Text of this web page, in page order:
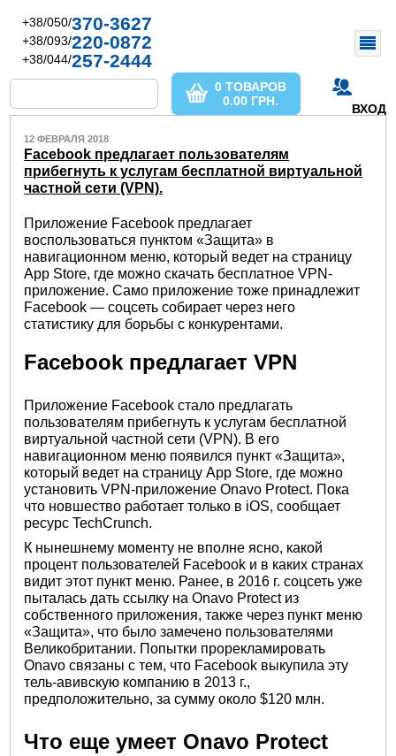
+38/050/370-3627
+38/093/220-0872
+38/044/257-2444
ВХОД
0 ТОВАРОВ
0.00 ГРН.
12 ФЕВРАЛЯ 2018
Facebook предлагает пользователям
прибегнуть к услугам бесплатной виртуальной
частной сети (VPN).
Приложение Facebook предлагает
воспользоваться пунктом «Защита» в
навигационном меню, который ведет на страницу
App Store, где можно скачать бесплатное VPN-
приложение. Само приложение тоже принадлежит
Facebook — соцсеть собирает через него
статистику для борьбы с конкурентами.
Facebook предлагает VPN
Приложение Facebook стало предлагать
пользователям прибегнуть к услугам бесплатной
виртуальной частной сети (VPN). В его
навигационном меню появился пункт «Защита»,
который ведет на страницу App Store, где можно
установить VPN-приложение Onavo Protect. Пока
что новшество работает только в iOS, сообщает
ресурс TechCrunch.
К нынешнему моменту не вполне ясно, какой
процент пользователей Facebook и в каких странах
видит этот пункт меню. Ранее, в 2016 г. соцсеть уже
пыталась дать ссылку на Onavo Protect из
собственного приложения, также через пункт меню
«Защита», что было замечено пользователями
Великобритании. Попытки прорекламировать
Onavo связаны с тем, что Facebook выкупила эту
тель-авивскую компанию в 2013 г.,
предположительно, за сумму около $120 млн.
Что еще умеет Onavo Protect